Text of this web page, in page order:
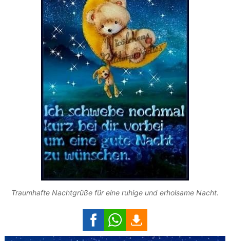
Traumhafte Nachtgrüße für eine ruhige und erholsame Nacht.